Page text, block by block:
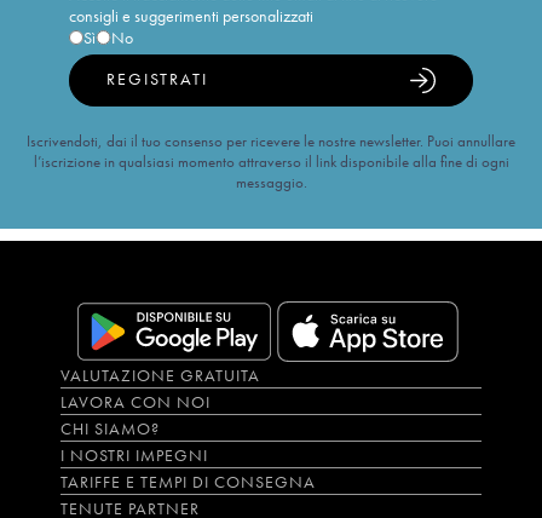
consigli e suggerimenti personalizzati
Sì
No
REGISTRATI
Iscrivendoti, dai il tuo consenso per ricevere le nostre newsletter. Puoi annullare
l’iscrizione in qualsiasi momento attraverso il link disponibile alla fine di ogni
messaggio.
VALUTAZIONE GRATUITA
LAVORA CON NOI
CHI SIAMO?
I NOSTRI IMPEGNI
TARIFFE E TEMPI DI CONSEGNA
TENUTE PARTNER